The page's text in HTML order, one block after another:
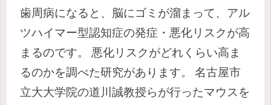
歯周病になると、脳にゴミが溜まって、アル
ツハイマー型認知症の発症・悪化リスクが高
まるのです。
悪化リスクがどれくらい高ま
るのかを調べた研究があります。
名古屋市
立大大学院の道川誠教授らが行ったマウスを